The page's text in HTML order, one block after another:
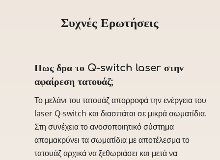
Συχνές Ερωτήσεις
Πως δρα το Q-switch laser στην
αφαίρεση τατουάζ;
Το μελάνι του τατουάζ απορροφά την ενέργεια του
laser Q-switch και διασπάται σε μικρά σωματίδια.
Στη συνέχεια το ανοσοποιητικό σύστημα
απομακρύνει τα σωματίδια με αποτέλεσμα το
τατουάζ αρχικά να ξεθωριάσει και μετά να